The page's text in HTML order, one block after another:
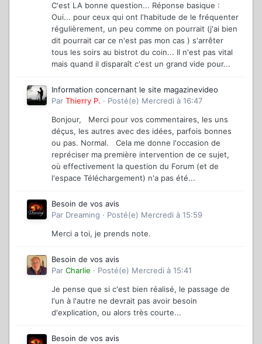
C'est LA bonne question... Réponse basique :
Oui... pour ceux qui ont l'habitude de le fréquenter
régulièrement, un peu comme on pourrait (j'ai bien
dit pourrait car ce n'est pas mon cas ) s'arrêter
tous les soirs au bistrot du coin... Il n'est pas vital
mais quand il disparaît c'est un grand vide pour...
Information concernant le site magazinevideo
Par Thierry P. · Posté(e) Mercredi à 16:47
Bonjour, Merci pour vos commentaires, les uns
déçus, les autres avec des idées, parfois bonnes
ou pas. Normal. Cela me donne l'occasion de
repréciser ma première intervention de ce sujet,
où effectivement la question du Forum (et de
l'espace Téléchargement) n'a pas été...
Besoin de vos avis
Par Dreaming · Posté(e) Mercredi à 15:59
Merci a toi, je prends note.
Besoin de vos avis
Par Charlie · Posté(e) Mercredi à 15:41
Je pense que si c'est bien réalisé, le passage de
l'un à l'autre ne devrait pas avoir besoin
d'explication, ou alors très courte...
Besoin de vos avis